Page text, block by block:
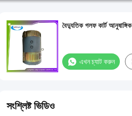
বৈদ্যুতিক গলফ কার্ট আনুষাঙ্গিক
এখন চ্যাট করুন
সংশ্লিষ্ট ভিডিও